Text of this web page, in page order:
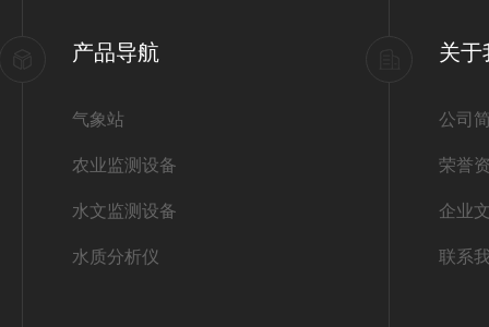
产品导航
气象站
农业监测设备
水文监测设备
水质分析仪
关于
公司
荣誉
企业
联系